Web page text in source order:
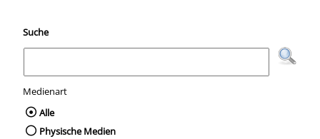
Suche
Medienart
Wählen Sie die Medienart nach der Sie
Alle
Physische Medien